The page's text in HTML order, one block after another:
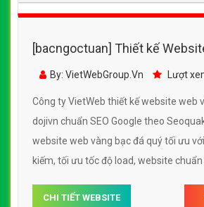
[bacngoctuan] Thiết kế
bạc đá quý - dojivn
By: VietWebGroup.Vn Lượt
Công ty VietWeb thiết kế website web
dojivn chuẩn SEO Google theo
website web vàng bạc đá quý tối ưu
kiếm, tối ưu tốc độ load, website chuẩn
quý dojivn
CHI TIẾT WEBSITE